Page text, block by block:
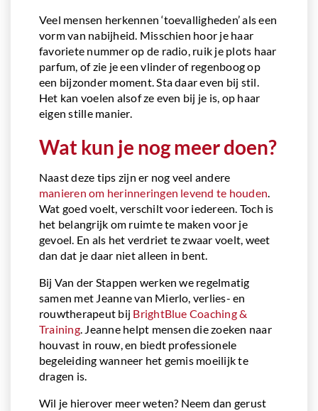
Veel mensen herkennen ‘toevalligheden’ als een
vorm van nabijheid. Misschien hoor je haar
favoriete nummer op de radio, ruik je plots haar
parfum, of zie je een vlinder of regenboog op
een bijzonder moment. Sta daar even bij stil.
Het kan voelen alsof ze even bij je is, op haar
eigen stille manier.
Wat kun je nog meer doen?
Naast deze tips zijn er nog veel andere
manieren om herinneringen levend te houden.
Wat goed voelt, verschilt voor iedereen. Toch is
het belangrijk om ruimte te maken voor je
gevoel. En als het verdriet te zwaar voelt, weet
dan dat je daar niet alleen in bent.
Bij Van der Stappen werken we regelmatig
samen met Jeanne van Mierlo, verlies- en
rouwtherapeut bij BrightBlue Coaching &
Training. Jeanne helpt mensen die zoeken naar
houvast in rouw, en biedt professionele
begeleiding wanneer het gemis moeilijk te
dragen is.
Wil je hierover meer weten? Neem dan gerust